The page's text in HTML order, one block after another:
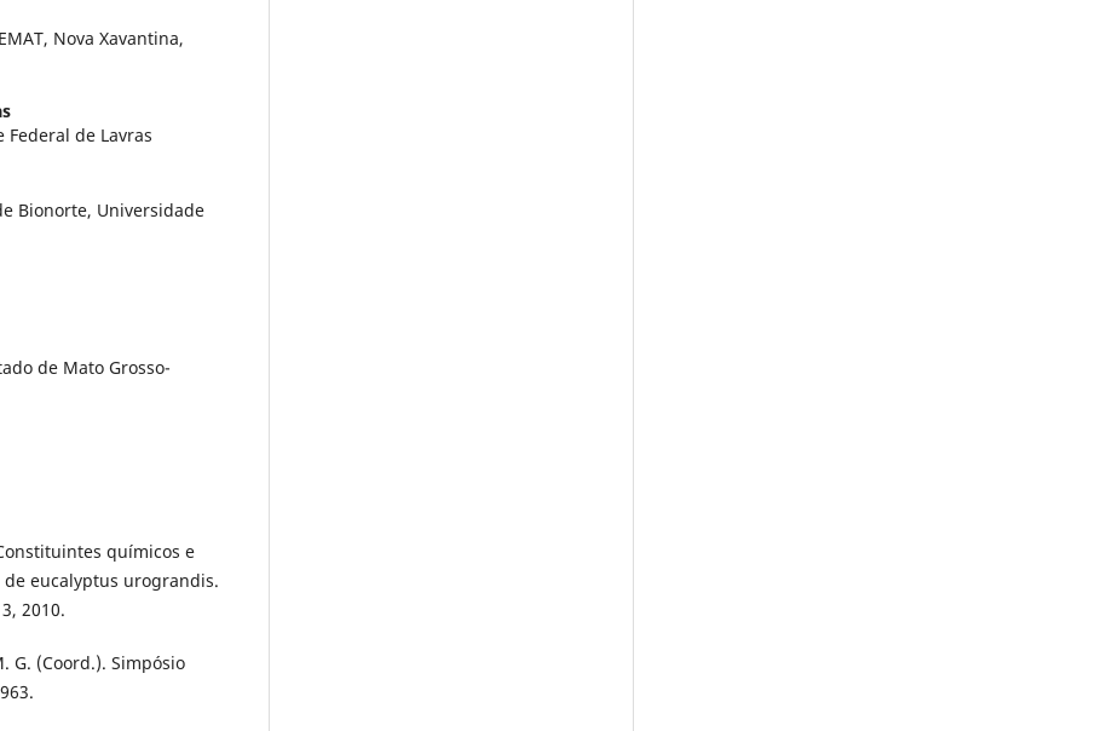
Nova Xavantina,
de Lavras
Bionorte, Universidade
de Mato Grosso-
Constituintes químicos e
eucalyptus urograndis.
2010.
G. (Coord.). Simpósio